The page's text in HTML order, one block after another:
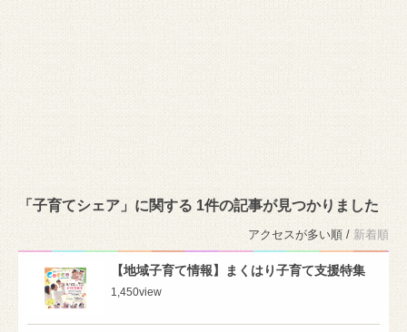
「子育てシェア」に関する 1件の記事が見つかりました
アクセスが多い順 / 新着順
【地域子育て情報】まくはり子育て支援特集
1,450view